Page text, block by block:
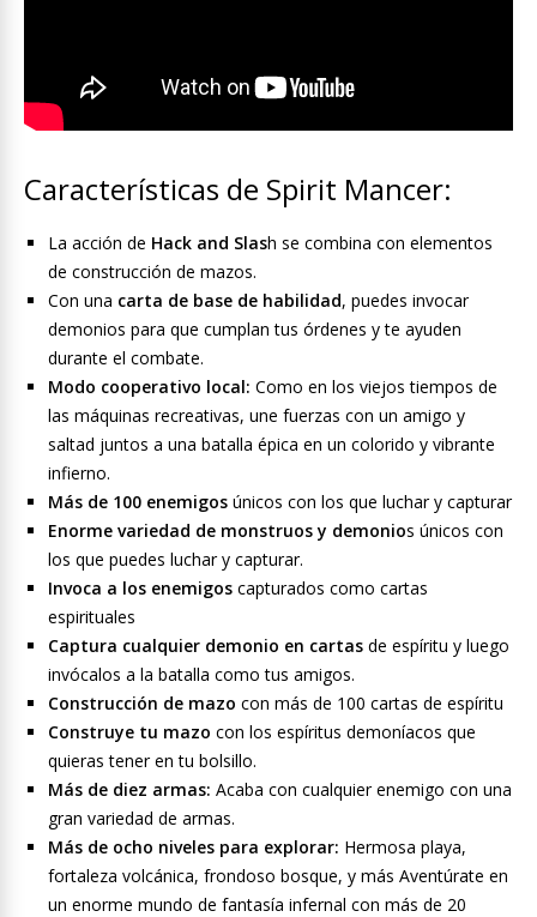
Características de Spirit Mancer:
La acción de Hack and Slash se combina con elementos
de construcción de mazos.
Con una carta de base de habilidad, puedes invocar
demonios para que cumplan tus órdenes y te ayuden
durante el combate.
Modo cooperativo local: Como en los viejos tiempos de
las máquinas recreativas, une fuerzas con un amigo y
saltad juntos a una batalla épica en un colorido y vibrante
infierno.
Más de 100 enemigos únicos con los que luchar y capturar
Enorme variedad de monstruos y demonios únicos con
los que puedes luchar y capturar.
Invoca a los enemigos capturados como cartas
espirituales
Captura cualquier demonio en cartas de espíritu y luego
invócalos a la batalla como tus amigos.
Construcción de mazo con más de 100 cartas de espíritu
Construye tu mazo con los espíritus demoníacos que
quieras tener en tu bolsillo.
Más de diez armas: Acaba con cualquier enemigo con una
gran variedad de armas.
Más de ocho niveles para explorar: Hermosa playa,
fortaleza volcánica, frondoso bosque, y más Aventúrate en
un enorme mundo de fantasía infernal con más de 20